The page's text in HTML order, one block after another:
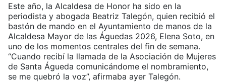
Este año, la Alcaldesa de Honor ha sido en la
periodista y abogada Beatriz Talegón, quien recibió el
bastón de mando en el Ayuntamiento de manos de la
Alcaldesa Mayor de las Águedas 2026, Elena Soto, en
uno de los momentos centrales del fin de semana.
“Cuando recibí la llamada de la Asociación de Mujeres
de Santa Águeda comunicándome el nombramiento,
se me quebró la voz”, afirmaba ayer Talegón.